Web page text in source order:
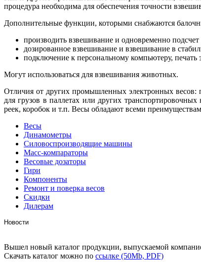
процедура необходима для обеспечения точности
Дополнительные функции, которыми снабжаются
производить взвешивание и одновременно
дозированное взвешивание и взвешивание в
подключение к персональному компьютеру, печать
Могут использоваться для взвешивания животных.
Отличия от других промышленных электронных весов:
для грузов в паллетах или других
реек, коробок и т.п. Весы обладают всеми
Весы
Динамометры
Силовоспроизводящие машины
Масс-компараторы
Весовые дозаторы
Гири
Компоненты
Ремонт и поверка весов
Скидки
Дилерам
Новости
Вышел новый каталог продукции, выпускаемой
Скачать каталог можно по ссылке (50Mb, PDF)